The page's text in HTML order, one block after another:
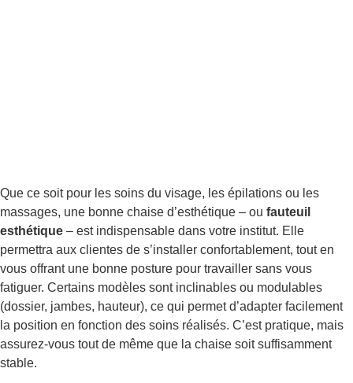
Que ce soit pour les soins du visage, les épilations ou les
massages, une bonne chaise d’esthétique – ou fauteuil
esthétique – est indispensable dans votre institut. Elle
permettra aux clientes de s’installer confortablement, tout en
vous offrant une bonne posture pour travailler sans vous
fatiguer. Certains modèles sont inclinables ou modulables
(dossier, jambes, hauteur), ce qui permet d’adapter facilement
la position en fonction des soins réalisés. C’est pratique, mais
assurez-vous tout de même que la chaise soit suffisamment
stable.